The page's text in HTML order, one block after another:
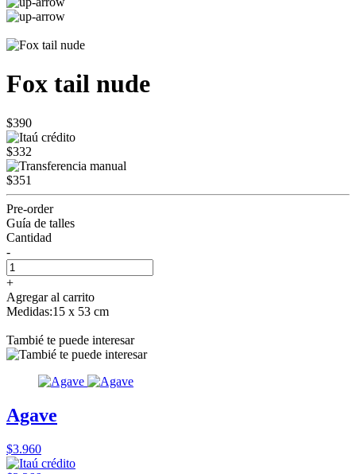
Fox tail nude
$390
$332
$351
Pre-order
Guía de talles
Cantidad
-
+
Agregar al carrito
Medidas:15 x 53 cm
Tambié te puede interesar
Agave
$3.960